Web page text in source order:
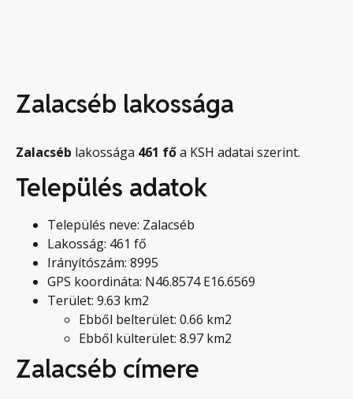
Zalacséb lakossága
Zalacséb lakossága 461 főa KSH adatai szerint.
Település adatok
Település neve: Zalacséb
Lakosság: 461 fő
Irányítószám: 8995
GPS koordináta: N46.8574 E16.6569
Terület: 9.63 km2
Ebből belterület: 0.66 km2
Ebből külterület: 8.97 km2
Zalacséb címere